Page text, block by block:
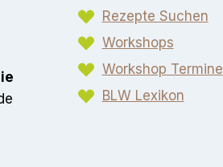
Rezepte Suchen
Workshops
Workshop Termine
BLW Lexikon​